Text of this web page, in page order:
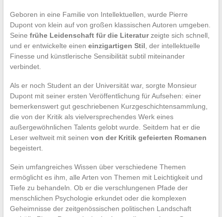
Geboren in eine Familie von Intellektuellen, wurde Pierre
Dupont von klein auf von großen klassischen Autoren umgeben.
Seine frühe Leidenschaft für die Literaturzeigte sich schnell,
und er entwickelte einen einzigartigen Stil , der intellektuelle
Finesse und künstlerische Sensibilität subtil miteinander
verbindet.
Als er noch Student an der Universität war, sorgte Monsieur
Dupont mit seiner ersten Veröffentlichung für Aufsehen: einer
bemerkenswert gut geschriebenen Kurzgeschichtensammlung,
die von der Kritik als vielversprechendes Werk eines
außergewöhnlichen Talents gelobt wurde. Seitdem hat er die
Leser weltweit mit seinen von der Kritik gefeierten Romanen
begeistert.
Sein umfangreiches Wissen über verschiedene Themen
ermöglicht es ihm, alle Arten von Themen mit Leichtigkeit und
Tiefe zu behandeln. Ob er die verschlungenen Pfade der
menschlichen Psychologie erkundet oder die komplexen
Geheimnisse der zeitgenössischen politischen Landschaft